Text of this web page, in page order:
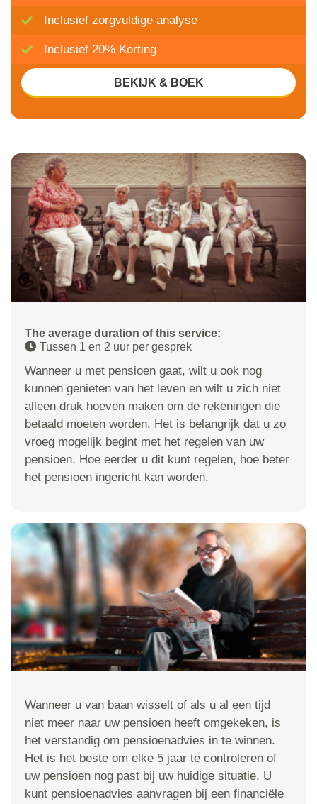
The average duration of this service:
Tussen 1 en 2 uur per gesprek
Wanneer u met pensioen gaat, wilt u ook nog
kunnen genieten van het leven en wilt u zich niet
alleen druk hoeven maken om de rekeningen die
betaald moeten worden. Het is belangrijk dat u zo
vroeg mogelijk begint met het regelen van uw
pensioen. Hoe eerder u dit kunt regelen, hoe beter
het pensioen ingericht kan worden.
Inclusief zorgvuldige analyse
Inclusief 20% Korting
BEKIJK & BOEK
Wanneer u van baan wisselt of als u al een tijd
niet meer naar uw pensioen heeft omgekeken, is
het verstandig om pensioenadvies in te winnen.
Het is het beste om elke 5 jaar te controleren of
uw pensioen nog past bij uw huidige situatie. U
kunt pensioenadvies aanvragen bij een financiële